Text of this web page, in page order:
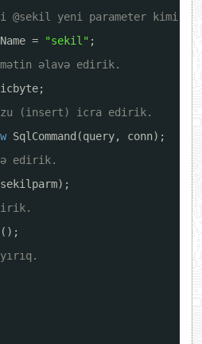
@sekil yeni parameter kimi
=
"sekil" ;
əlavə edirik.
(insert) icra edirik.
SqlCommand(query, conn);
edirik.